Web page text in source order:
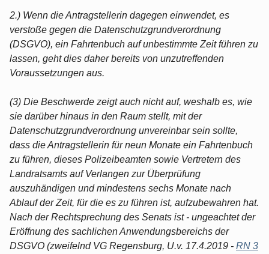
2.) Wenn die Antragstellerin dagegen einwendet, es
verstoße gegen die Datenschutzgrundverordnung
(DSGVO), ein Fahrtenbuch auf unbestimmte Zeit führen zu
lassen, geht dies daher bereits von unzutreffenden
Voraussetzungen aus.
(3) Die Beschwerde zeigt auch nicht auf, weshalb es, wie
sie darüber hinaus in den Raum stellt, mit der
Datenschutzgrundverordnung unvereinbar sein sollte,
dass die Antragstellerin für neun Monate ein Fahrtenbuch
zu führen, dieses Polizeibeamten sowie Vertretern des
Landratsamts auf Verlangen zur Überprüfung
auszuhändigen und mindestens sechs Monate nach
Ablauf der Zeit, für die es zu führen ist, aufzubewahren hat.
Nach der Rechtsprechung des Senats ist - ungeachtet der
Eröffnung des sachlichen Anwendungsbereichs der
DSGVO (zweifelnd VG Regensburg, U.v. 17.4.2019 - RN 3